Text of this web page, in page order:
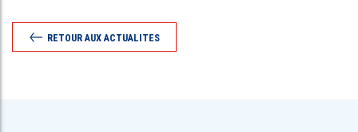
RETOUR AUX ACTUALITES